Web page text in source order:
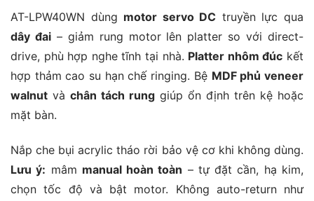
AT-LPW40WN dùng motor servo DC truyền lực qua
dây đai– giảm rung motor lên platter so với direct-
drive, phù hợp nghe tĩnh tại nhà. Platter nhôm đúc kết
hợp thảm cao su hạn chế ringing. Bệ MDF phủ veneer
walnut và chân tách rung giúp ổn định trên kệ hoặc
mặt bàn.
Nắp che bụi acrylic tháo rời bảo vệ cơ khi không dùng.
Lưu ý: mâm manual hoàn toàn – tự đặt cần, hạ kim,
chọn tốc độ và bật motor. Không auto-return như